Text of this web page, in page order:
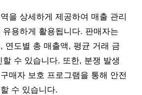
을 상세하게 제공하여 매출 관리
용하게 활용됩니다. 판매자는
연도별 총 매출액, 평균 거래 금
수 있습니다. 또한, 분쟁 발생
매자 보호 프로그램을 통해 안전
수 있습니다.